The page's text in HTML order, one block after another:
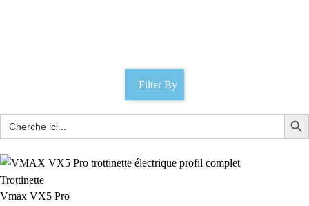
Filter By
Trottinette
Vmax VX5 Pro